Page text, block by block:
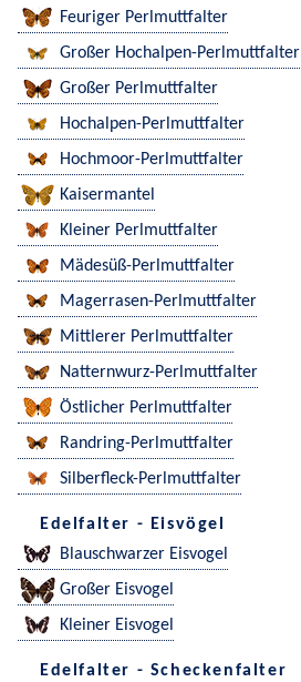
Feuriger Perlmuttfalter
Großer Hochalpen-Perlmuttfalter
Großer Perlmuttfalter
Hochalpen-Perlmuttfalter
Hochmoor-Perlmuttfalter
Kaisermantel
Kleiner Perlmuttfalter
Mädesüß-Perlmuttfalter
Magerrasen-Perlmuttfalter
Mittlerer Perlmuttfalter
Natternwurz-Perlmuttfalter
Östlicher Perlmuttfalter
Randring-Perlmuttfalter
Silberfleck-Perlmuttfalter
Edelfalter - Eisvögel
Blauschwarzer Eisvogel
Großer Eisvogel
Kleiner Eisvogel
Edelfalter - Scheckenfalter